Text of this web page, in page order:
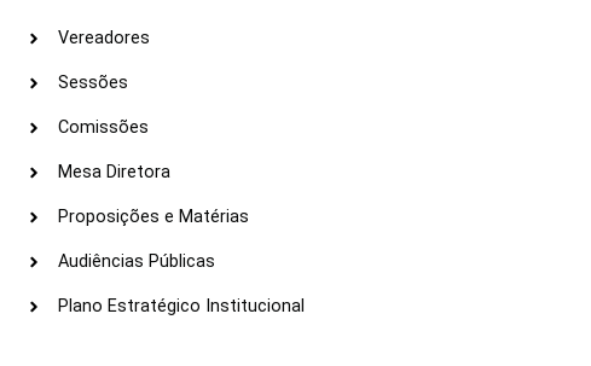
Vereadores
Sessões
Comissões
Mesa Diretora
Proposições e Matérias
Audiências Públicas
Plano Estratégico Institucional